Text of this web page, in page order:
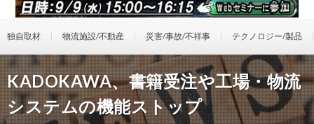
独自取材 物流施設/不動産 災害/事故/不祥事 テクノロジー/製品
KADOKAWA、書籍受注や工場・物流
システムの機能ストップ